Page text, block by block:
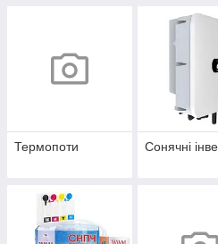
Термопоти Сонячні